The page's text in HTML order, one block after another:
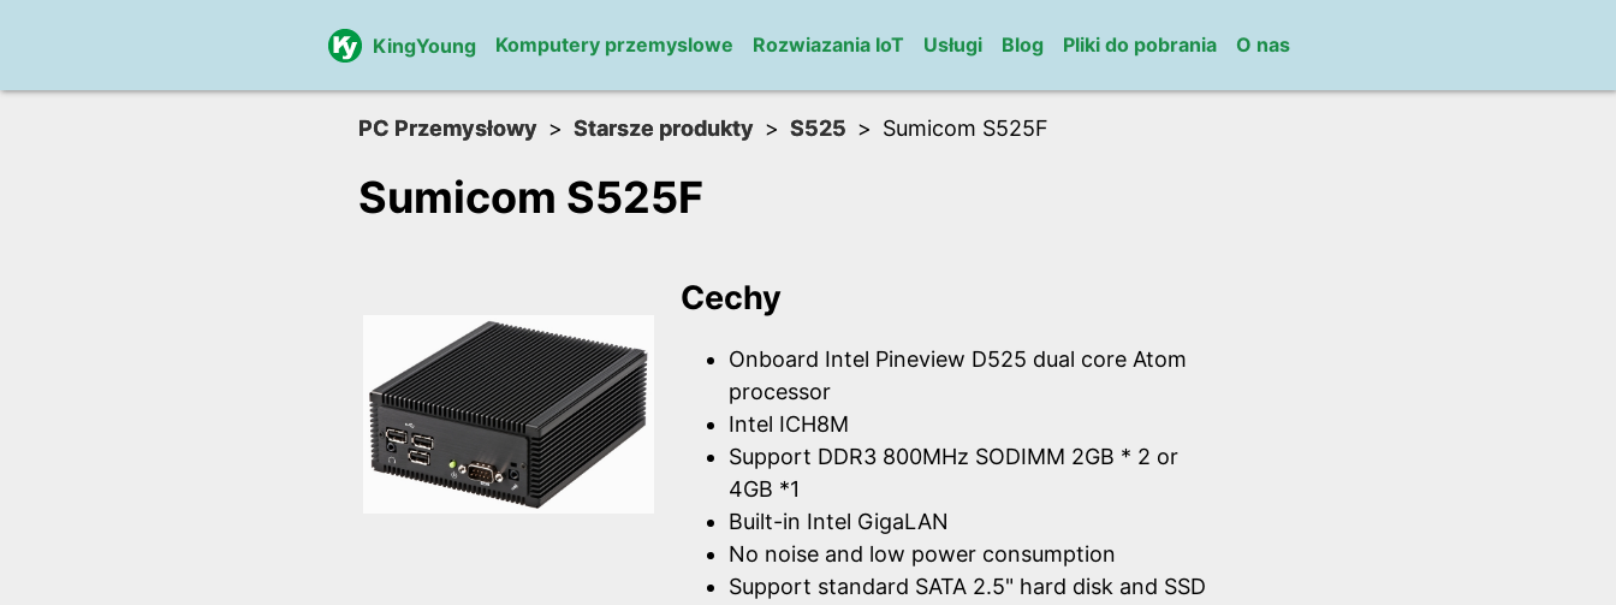
KingYoung Komputery przemyslowe Rozwiazania IoT Usługi Blog Pliki do pobrania O nas
PC Przemysłowy Starsze produkty S525 Sumicom S525F
Sumicom S525F
Cechy
Onboard Intel Pineview D525 dual core Atom
processor
Intel ICH8M
Support DDR3 800MHz SODIMM 2GB * 2 or
4GB *1
Built-in Intel GigaLAN
No noise and low power consumption
Support standard SATA 2.5" hard disk and SSD